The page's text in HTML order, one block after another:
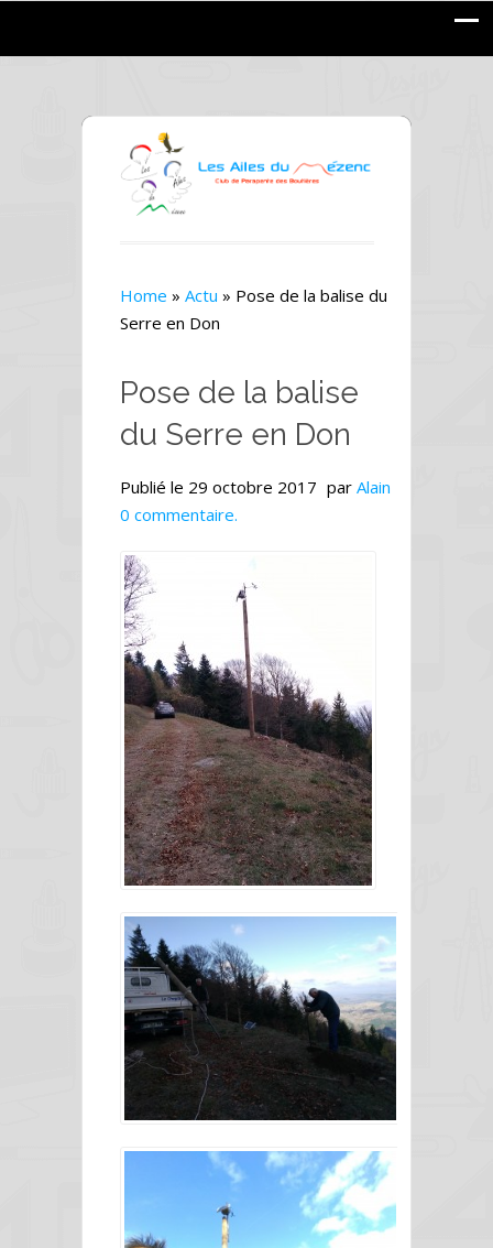
Home » Actu » Pose de la balise du
Serre en Don
Pose de la balise
du Serre en Don
Publié le 29 octobre 2017 par Alain
0 commentaire.